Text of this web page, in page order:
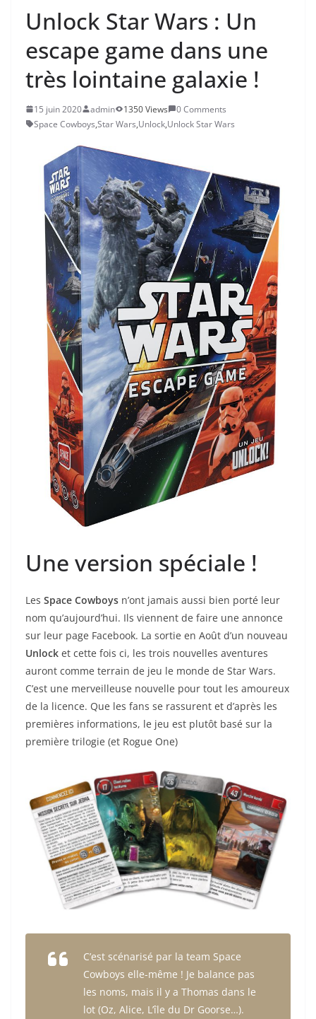
Unlock Star Wars : Un
escape game dans une
très lointaine galaxie !
15 juin 2020 admin 1350 Views
0 Comments
Space Cowboys,Star Wars,Unlock,Unlock Star Wars
Une version spéciale !
Les Space Cowboys n’ont jamais aussi bien porté leur
nom qu’aujourd’hui. Ils viennent de faire une annonce
sur leur page Facebook. La sortie en Août d’un nouveau
Unlock et cette fois ci, les trois nouvelles aventures
auront comme terrain de jeu le monde de Star Wars.
C’est une merveilleuse nouvelle pour tout les amoureux
de la licence. Que les fans se rassurent et d’après les
premières informations, le jeu est plutôt basé sur la
première trilogie (et Rogue One)
C’est scénarisé par la team Space
Cowboys elle-même ! Je balance pas
les noms, mais il y a Thomas dans le
lot (Oz, Alice, L’île du Dr Goorse…).